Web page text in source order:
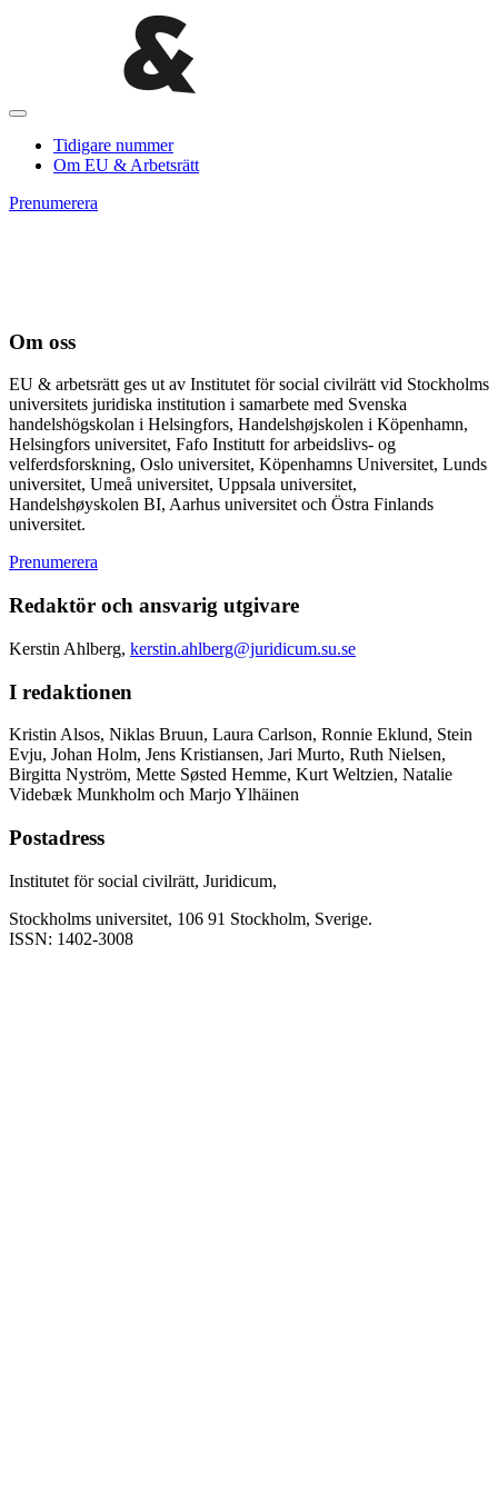
Tidigare nummer
Om EU & Arbetsrätt
Prenumerera
Om oss
EU & arbetsrätt ges ut av Institutet för social civilrätt vid Stockholms
universitets juridiska institution i samarbete med Svenska
handelshögskolan i Helsingfors, Handelshøjskolen i Köpenhamn,
Helsingfors universitet, Fafo Institutt for arbeidslivs- og
velferdsforskning, Oslo universitet, Köpenhamns Universitet, Lunds
universitet, Umeå universitet, Uppsala universitet,
Handelshøyskolen BI, Aarhus universitet och Östra Finlands
universitet.
Prenumerera
Redaktör och ansvarig utgivare
Kerstin Ahlberg, kerstin.ahlberg@juridicum.su.se
I redaktionen
Kristin Alsos, Niklas Bruun, Laura Carlson, Ronnie Eklund, Stein
Evju, Johan Holm, Jens Kristiansen, Jari Murto, Ruth Nielsen,
Birgitta Nyström, Mette Søsted Hemme, Kurt Weltzien, Natalie
Videbæk Munkholm och Marjo Ylhäinen
Postadress
Institutet för social civilrätt, Juridicum,
Stockholms universitet, 106 91 Stockholm, Sverige.
ISSN: 1402-3008